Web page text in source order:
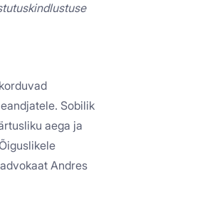
Sobilik
aega ja
advokaat Andres